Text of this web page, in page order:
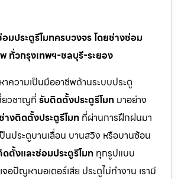
มประตูรีโมทครบวงจร โดยช่างซ่อม
ทั่วกรุงเทพฯ-ชลบุรี-ระยอง
ความเป็นมืออาชีพด้านระบบประตู
ยวชาญที่ รับติดตั้งประตูรีโมท มาอย่าง
างติดตั้งประตูรีโมท ที่ผ่านการฝึกฝนมา
ป็นประตูบานเลื่อน บานสวิง หรือบานซ้อน
ตั้งและซ่อมประตูรีโมท ทุกรูปแบบ
ปัญหามอเตอร์เสีย ประตูไม่ทำงาน เรามี